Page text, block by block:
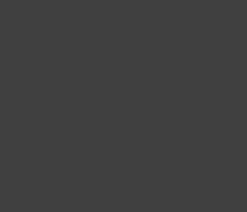
Umsatzpotenziale und
im Gesundheitsmarkt.
Modell?
Modell kombiniert betreute EMS-